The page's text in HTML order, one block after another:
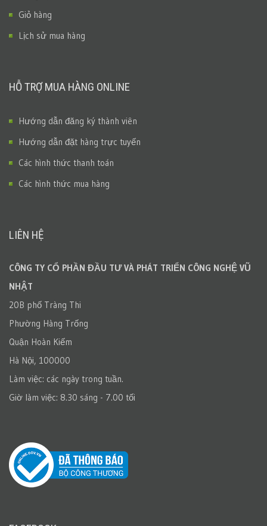
Giỏ hàng
Lịch sử mua hàng
HỖ TRỢ MUA HÀNG ONLINE
Hướng dẫn đăng ký thành viên
Hướng dẫn đặt hàng trực tuyến
Các hình thức thanh toán
Các hình thức mua hàng
LIÊN HỆ
CÔNG TY CỔ PHẦN ĐẦU TƯ VÀ PHÁT TRIỂN CÔNG NGHỆ VŨ
NHẬT
20B phố Tràng Thi
Phường Hàng Trống
Quận Hoàn Kiếm
Hà Nội, 100000
Làm việc: các ngày trong tuần.
Giờ làm việc: 8.30 sáng - 7.00 tối